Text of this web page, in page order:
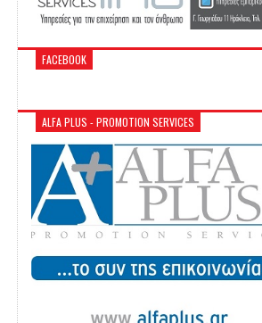
FACEBOOK
ALFA PLUS - PROMOTION SERVICES